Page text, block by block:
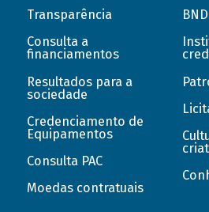
Transparência
Consulta a
financiamentos
Resultados para a
sociedade
Credenciamento de
Equipamentos
Consulta PAC
Moedas contratuais